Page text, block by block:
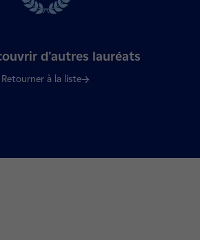
d'autres lauréats
Retourner à la liste